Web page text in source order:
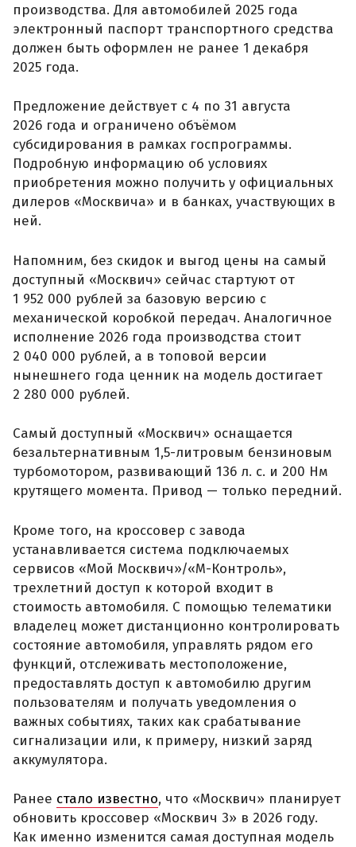
производства. Для автомобилей 2025 года
электронный паспорт транспортного средства
должен быть оформлен не ранее 1 декабря
2025 года.
Предложение действует с 4 по 31 августа
2026 года и ограничено объёмом
субсидирования в рамках госпрограммы.
Подробную информацию об условиях
приобретения можно получить у официальных
дилеров «Москвича» и в банках, участвующих в
ней.
Напомним, без скидок и выгод цены на самый
доступный «Москвич» сейчас стартуют от
1 952 000 рублей за базовую версию с
механической коробкой передач. Аналогичное
исполнение 2026 года производства стоит
2 040 000 рублей, а в топовой версии
нынешнего года ценник на модель достигает
2 280 000 рублей.
Самый доступный «Москвич» оснащается
безальтернативным 1,5-литровым бензиновым
турбомотором, развивающий 136 л. с. и 200 Нм
крутящего момента. Привод — только передний.
Кроме того, на кроссовер с завода
устанавливается система подключаемых
сервисов «Мой Москвич»/«М-Контроль»,
трехлетний доступ к которой входит в
стоимость автомобиля. С помощью телематики
владелец может дистанционно контролировать
состояние автомобиля, управлять рядом его
функций, отслеживать местоположение,
предоставлять доступ к автомобилю другим
пользователям и получать уведомления о
важных событиях, таких как срабатывание
сигнализации или, к примеру, низкий заряд
аккумулятора.
Ранее стало известно, что «Москвич» планирует
обновить кроссовер «Москвич 3» в 2026 году.
Как именно изменится самая доступная модель